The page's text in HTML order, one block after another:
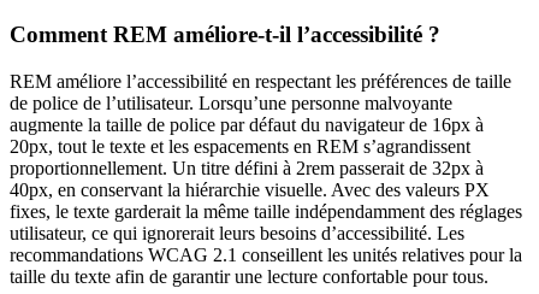
Comment REM améliore-t-il l’accessibilité ?
REM améliore l’accessibilité en respectant les préférences de taille
de police de l’utilisateur. Lorsqu’une personne malvoyante
augmente la taille de police par défaut du navigateur de 16px à
20px, tout le texte et les espacements en REM s’agrandissent
proportionnellement. Un titre défini à 2rem passerait de 32px à
40px, en conservant la hiérarchie visuelle. Avec des valeurs PX
fixes, le texte garderait la même taille indépendamment des réglages
utilisateur, ce qui ignorerait leurs besoins d’accessibilité. Les
recommandations WCAG 2.1 conseillent les unités relatives pour la
taille du texte afin de garantir une lecture confortable pour tous.